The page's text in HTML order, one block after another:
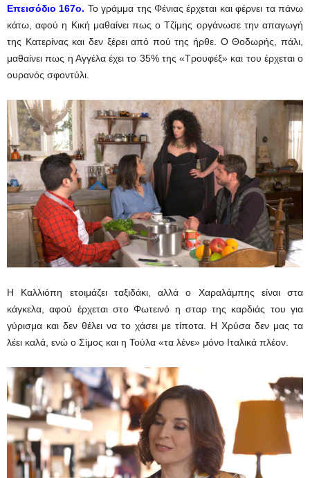
Επεισόδιο 167ο. Το γράμμα της Φένιας έρχεται και φέρνει τα πάνω
κάτω, αφού η Κική μαθαίνει πως ο Τζίμης οργάνωσε την απαγωγή
της Κατερίνας και δεν ξέρει από πού της ήρθε. Ο Θοδωρής, πάλι,
μαθαίνει πως η Αγγέλα έχει το 35% της «Τρουφέξ» και του έρχεται ο
ουρανός σφοντύλι.
Η Καλλιόπη ετοιμάζει ταξιδάκι, αλλά ο Χαραλάμπης είναι στα
κάγκελα, αφού έρχεται στο Φωτεινό η σταρ της καρδιάς του για
γύρισμα και δεν θέλει να το χάσει με τίποτα. Η Χρύσα δεν μας τα
λέει καλά, ενώ ο Σίμος και η Τούλα «τα λένε» μόνο Ιταλικά πλέον.